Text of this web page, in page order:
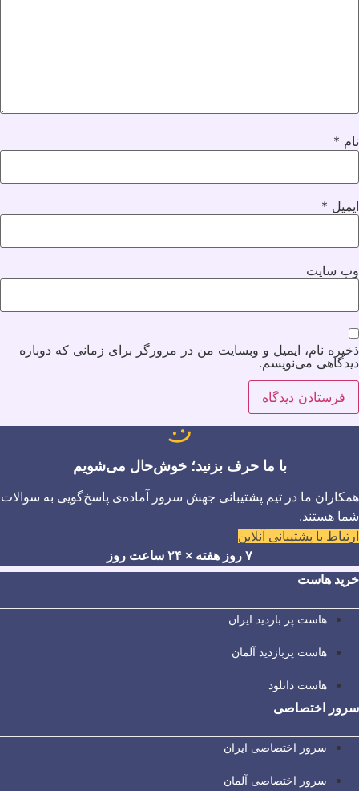
نام *
ایمیل *
وب‌ سایت
ذخیره نام، ایمیل و وبسایت من در مرورگر برای زمانی که دوباره
دیدگاهی می‌نویسم.
با ما حرف بزنید؛ خوش‌حال می‌شویم
همکاران ما در تیم پشتیبانی جهش سرور آماده‌ی پاسخ‌گویی به سوالات
شما هستند.
ارتباط با پشتیبانی آنلاین
۷ روز هفته × ۲۴ ساعت روز
خرید هاست
هاست پر بازدید ایران
هاست پربازدید آلمان
هاست دانلود
سرور اختصاصی
سرور اختصاصی ایران
سرور اختصاصی آلمان